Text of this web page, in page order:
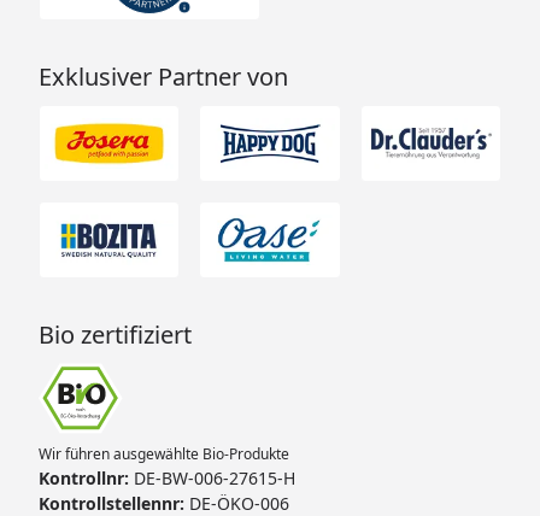
Exklusiver Partner von
Bio zertifiziert
Wir führen ausgewählte Bio-Produkte
Kontrollnr: DE-BW-006-27615-H
Kontrollstellennr: DE-ÖKO-006